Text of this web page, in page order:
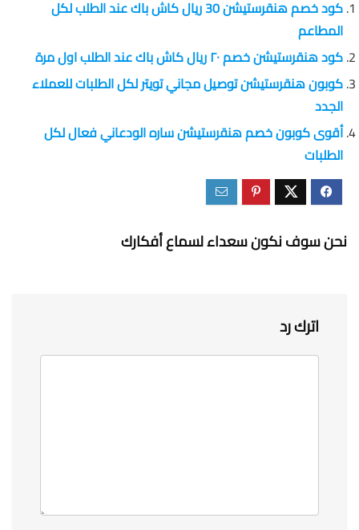
كود خصم هنقرستيشن 30 ريال كاش باك عند الطلب لكل
المطاعم
كود هنقرستيشن خصم ٢٠ ريال كاش باك عند الطلب اول مرة
كوبون هنقرستيشن توصيل مجاني تويتر لكل الطلبات للعملاء
الجدد
أقوى كوبون خصم هنقرستيشن ساره الودعاني‏ فعال لكل
الطلبات
نحن سوف نكون سعداء لسماع أفكارك
اترك رد